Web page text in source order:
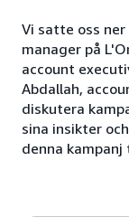
Vi satte oss ner
manager på
account
Abdallah,
diskutera
sina insikter
denna